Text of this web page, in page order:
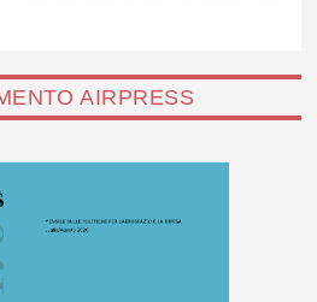
AIRPRESS